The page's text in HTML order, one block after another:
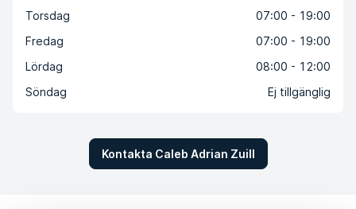
Torsdag
07:00 - 19:00
Fredag
07:00 - 19:00
Lördag
08:00 - 12:00
Söndag
Ej tillgänglig
Kontakta Caleb Adrian Zuill